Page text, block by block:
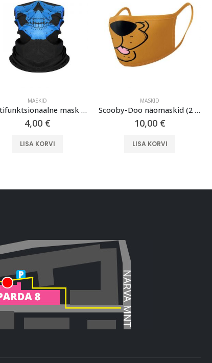
MASKID
Multifunktsionaalne mask “Skull” (Sinine)
4,00 €
LISA KORVI
MASKID
Scooby-Doo näomaskid (2 tükki)
10,00 €
LISA KORVI